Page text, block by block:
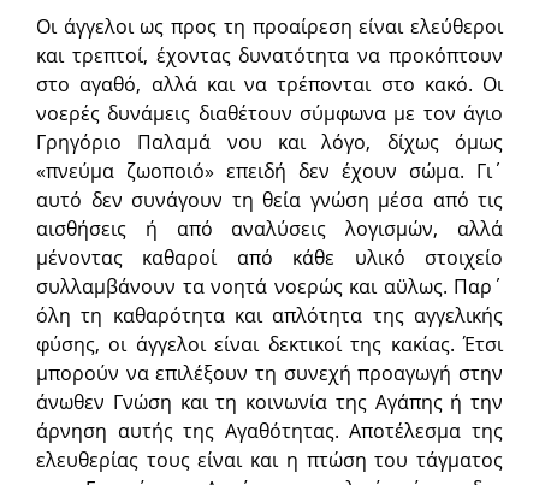
Οι άγγελοι ως προς τη προαίρεση είναι ελεύθεροι
και τρεπτοί, έχοντας δυνατότητα να προκόπτουν
στο αγαθό, αλλά και να τρέπονται στο κακό. Οι
νοερές δυνάμεις διαθέτουν σύμφωνα με τον άγιο
Γρηγόριο Παλαμά νου και λόγο, δίχως όμως
«πνεύμα ζωοποιό» επειδή δεν έχουν σώμα. Γι΄
αυτό δεν συνάγουν τη θεία γνώση μέσα από τις
αισθήσεις ή από αναλύσεις λογισμών, αλλά
μένοντας καθαροί από κάθε υλικό στοιχείο
συλλαμβάνουν τα νοητά νοερώς και αϋλως. Παρ΄
όλη τη καθαρότητα και απλότητα της αγγελικής
φύσης, οι άγγελοι είναι δεκτικοί της κακίας. Έτσι
μπορούν να επιλέξουν τη συνεχή προαγωγή στην
άνωθεν Γνώση και τη κοινωνία της Αγάπης ή την
άρνηση αυτής της Αγαθότητας. Αποτέλεσμα της
ελευθερίας τους είναι και η πτώση του τάγματος